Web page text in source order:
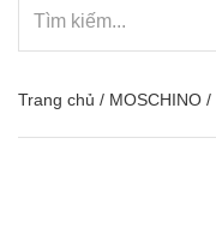
Trang chủ / MOSCHINO /